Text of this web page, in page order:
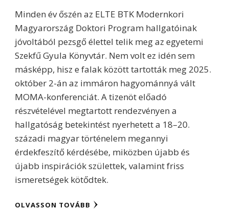
Minden év őszén az ELTE BTK Modernkori
Magyarország Doktori Program hallgatóinak
jóvoltából pezsgő élettel telik meg az egyetemi
Szekfű Gyula Könyvtár. Nem volt ez idén sem
másképp, hisz e falak között tartották meg 2025.
október 2-án az immáron hagyománnyá vált
MOMA-konferenciát. A tizenöt előadó
részvételével megtartott rendezvényen a
hallgatóság betekintést nyerhetett a 18–20.
századi magyar történelem megannyi
érdekfeszítő kérdésébe, miközben újabb és
újabb inspirációk születtek, valamint friss
ismeretségek kötődtek.
OLVASSON TOVÁBB